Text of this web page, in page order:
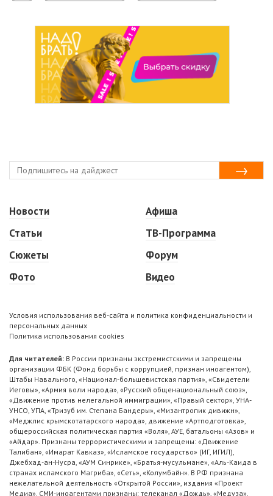
Новости
Статьи
Сюжеты
Фото
Афиша
ТВ-Программа
Форум
Видео
Условия использования веб-сайта и политика конфиденциальности и
персональных данных
Политика использования cookies
Для читателей: В России признаны экстремистскими и запрещены
организации ФБК (Фонд борьбы с коррупцией, признан иноагентом),
Штабы Навального, «Национал-большевистская партия», «Свидетели
Иеговы», «Армия воли народа», «Русский общенациональный союз»,
«Движение против нелегальной иммиграции», «Правый сектор», УНА-
УНСО, УПА, «Тризуб им. Степана Бандеры», «Мизантропик дивижн»,
«Меджлис крымскотатарского народа», движение «Артподготовка»,
общероссийская политическая партия «Воля», АУЕ, батальоны «Азов» и
«Айдар». Признаны террористическими и запрещены: «Движение
Талибан», «Имарат Кавказ», «Исламское государство» (ИГ, ИГИЛ),
Джебхад-ан-Нусра, «АУМ Синрике», «Братья-мусульмане», «Аль-Каида в
странах исламского Магриба», «Сеть», «Колумбайн». В РФ признана
нежелательной деятельность «Открытой России», издания «Проект
Медиа». СМИ-иноагентами признаны: телеканал «Дождь», «Медуза»,